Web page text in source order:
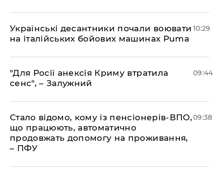
Українські десантники почали воювати
на італійських бойових машинах Puma
10:29
"Для Росії анексія Криму втратила
сенс", – Залужний
09:44
Стало відомо, кому із пенсіонерів-ВПО,
що працюють, автоматично
продовжать допомогу на проживання,
– ПФУ
09:38